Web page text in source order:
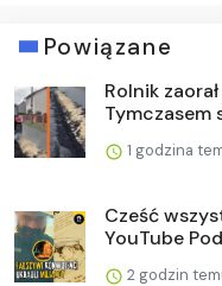
Powiązane
Rolnik
Tymczasem
1 godzina
Cześć
YouTube
2 godzin